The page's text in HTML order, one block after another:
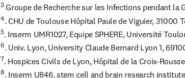
3
4
5
6
7
8